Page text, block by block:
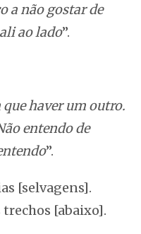
a não gostar de
ao lado”.
que haver um outro.
entendo de
”.
[selvagens].
[abaixo].